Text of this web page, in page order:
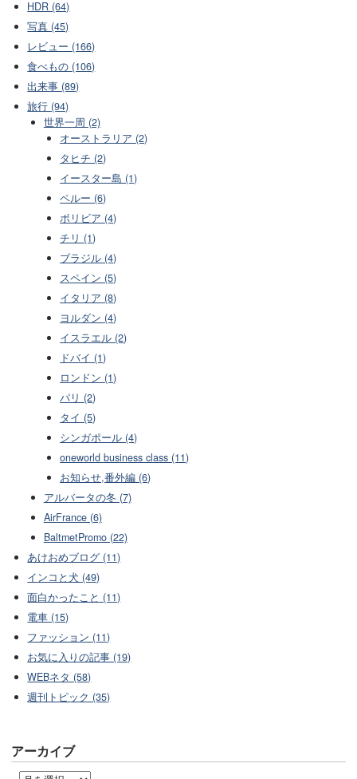
HDR (64)
写真 (45)
レビュー (166)
食べもの (106)
出来事 (89)
旅行 (94)
世界一周 (2)
オーストラリア (2)
タヒチ (2)
イースター島 (1)
ペルー (6)
ボリビア (4)
チリ (1)
ブラジル (4)
スペイン (5)
イタリア (8)
ヨルダン (4)
イスラエル (2)
ドバイ (1)
ロンドン (1)
パリ (2)
タイ (5)
シンガポール (4)
oneworld business class (11)
お知らせ,番外編 (6)
アルバータの冬 (7)
AirFrance (6)
BaltmetPromo (22)
あけおめブログ (11)
インコと犬 (49)
面白かったこと (11)
電車 (15)
ファッション (11)
お気に入りの記事 (19)
WEBネタ (58)
週刊トピック (35)
アーカイブ